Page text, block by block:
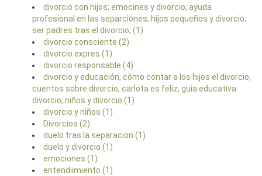
divorcio con hijos; emocines y divorcio; ayuda
profesional en las separciones; hijos pequeños y divorcio;
ser padres tras el divorcio; (1)
divorcio consciente (2)
divorcio expres (1)
divorcio responsable (4)
divorcio y educación, cómo contar a los hijos el divorcio,
cuentos sobre divorcio, carlota es feliz, guia educativa
divorcio, niños y divorcio (1)
divorcio y niños (1)
Divorcios (2)
duelo tras la separacion (1)
duelo y divorcio (1)
emociones (1)
entendiimiento (1)